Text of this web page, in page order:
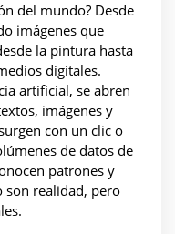
del mundo? Desde
imágenes que
la pintura hasta
digitales.
artificial, se abren
imágenes y
con un clic o
de datos de
patrones y
son realidad, pero